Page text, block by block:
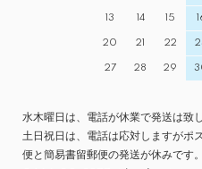
13 14 15
20 21 22
27 28 29
水木曜日は、電話が休業で発送は致し
土日祝日は、電話は応対しますがポ
便と簡易書留郵便の発送が休みです。